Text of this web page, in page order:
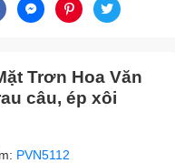
Trơn Hoa Văn
câu, ép xôi
PVN5112